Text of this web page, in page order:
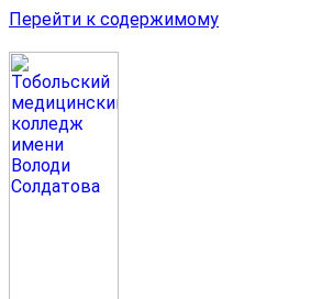
Перейти к содержимому